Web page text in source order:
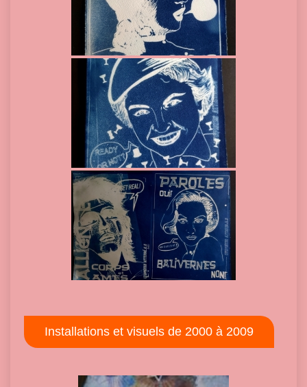
Installations et visuels de 2000 à 2009